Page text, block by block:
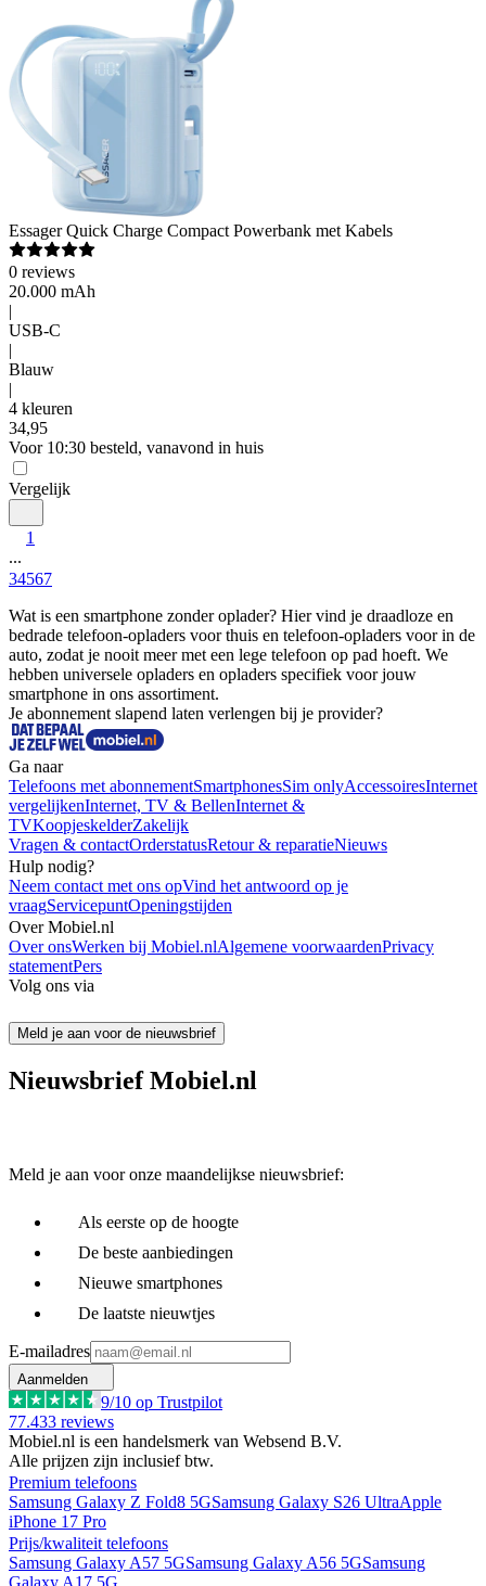
Essager Quick Charge Compact Powerbank met Kabels
0 reviews
20.000 mAh
|
USB-C
|
Blauw
|
4 kleuren
34,95
Voor 10:30 besteld, vanavond in huis
Vergelijk
1
...
34567
Wat is een smartphone zonder oplader? Hier vind je draadloze en
bedrade telefoon-opladers voor thuis en telefoon-opladers voor in de
auto, zodat je nooit meer met een lege telefoon op pad hoeft. We
hebben universele opladers en opladers specifiek voor jouw
smartphone in ons assortiment.
Je abonnement slapend laten verlengen bij je provider?
Ga naar
Telefoons met abonnementSmartphonesSim onlyAccessoiresInternet
vergelijkenInternet, TV & BellenInternet &
TVKoopjeskelderZakelijk
Vragen & contactOrderstatusRetour & reparatieNieuws
Hulp nodig?
Neem contact met ons opVind het antwoord op je
vraagServicepuntOpeningstijden
Over Mobiel.nl
Over onsWerken bij Mobiel.nlAlgemene voorwaardenPrivacy
statementPers
Volg ons via
Meld je aan voor de nieuwsbrief
Nieuwsbrief Mobiel.nl
Meld je aan voor onze maandelijkse nieuwsbrief:
Als eerste op de hoogte
De beste aanbiedingen
Nieuwe smartphones
De laatste nieuwtjes
E-mailadres
Aanmelden
9/10 op Trustpilot
77.433 reviews
Mobiel.nl is een handelsmerk van Websend B.V.
Alle prijzen zijn inclusief btw.
Premium telefoons
Samsung Galaxy Z Fold8 5GSamsung Galaxy S26 UltraApple
iPhone 17 Pro
Prijs/kwaliteit telefoons
Samsung Galaxy A57 5GSamsung Galaxy A56 5GSamsung
Galaxy A17 5G